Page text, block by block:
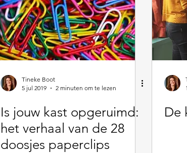
Tineke Boot
5 jul 2019
2 minuten om te lezen
Is jouw kast opgeruimd:
het verhaal van de 28
doosjes paperclips
De